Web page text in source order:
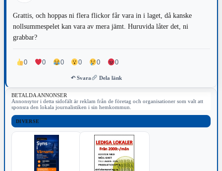
Grattis, och hoppas ni flera flickor får vara in i laget, då kanske
nollsummespelet kan vara av mera jämt. Huruvida låter det, ni
grabbar?
0 0 0 0 0 0
↶ Svara Dela länk
BETALDA ANNONSER
Annonsytor i detta sidofält är reklam från de företag och organisationer som valt att
sponsra den lokala journalistiken i sin hemkommun.
DIVERSE